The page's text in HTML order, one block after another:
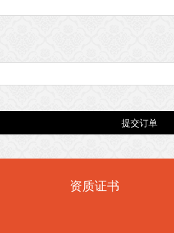
资质证书